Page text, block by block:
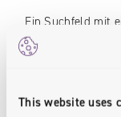
This website uses
Ein Suchfeld mit
Kunden